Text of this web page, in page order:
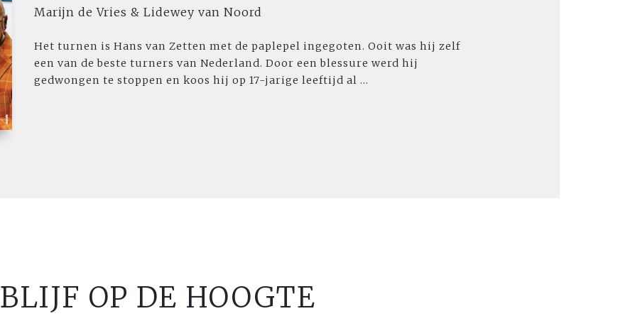
Marijn de Vries & Lidewey van Noord
Het turnen is Hans van Zetten met de paplepel ingegoten. Ooit was hij zelf
een van de beste turners van Nederland. Door een blessure werd hij
gedwongen te stoppen en koos hij op 17-jarige leeftijd al ...
BLIJF OP DE HOOGTE